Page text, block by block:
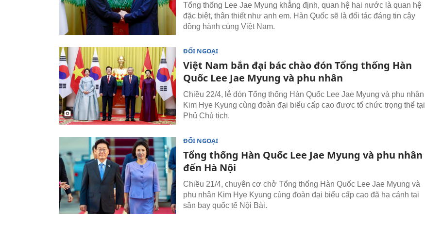
Tổng thống Lee Jae Myung khẳng định, quan hệ hai nước là quan hệ
đặc biệt, thân thiết như anh em. Hàn Quốc sẽ là đối tác đáng tin cậy
đồng hành cùng Việt Nam.
ĐỐI NGOẠI
Việt Nam bắn đại bác chào đón Tổng thống Hàn
Quốc Lee Jae Myung và phu nhân
Chiều 22/4, lễ đón Tổng thống Hàn Quốc Lee Jae Myung và phu nhân
Kim Hye Kyung cùng đoàn đại biểu cấp cao được tổ chức trọng thể tại
Phủ Chủ tịch.
ĐỐI NGOẠI
Tổng thống Hàn Quốc Lee Jae Myung và phu nhân
đến Hà Nội
Chiều 21/4, chuyên cơ chở Tổng thống Hàn Quốc Lee Jae Myung và
phu nhân Kim Hye Kyung cùng đoàn đại biểu cấp cao đã hạ cánh tại
sân bay quốc tế Nội Bài.